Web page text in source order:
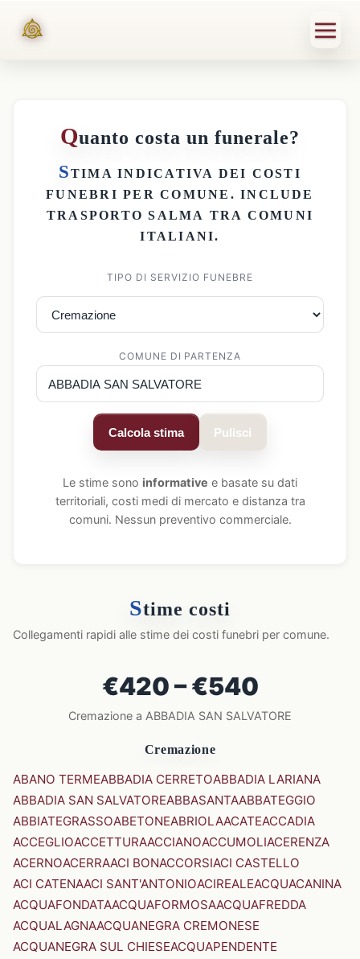
Quanto costa un funerale?
STIMA INDICATIVA DEI COSTI
FUNEBRI PER COMUNE . INCLUDE
TRASPORTO SALMA TRA COMUNI
ITALIANI.
TIPO DI SERVIZIO FUNEBRE
COMUNE DI PARTENZA
Calcola stima Pulisci
Le stime sono informative e basate su dati
territoriali, costi medi di mercato e distanza tra
comuni. Nessun preventivo commerciale.
Stime costi
Collegamenti rapidi alle stime dei costi funebri per comune.
€420 – €540
Cremazione a ABBADIA SAN SALVATORE
Cremazione
ABANO TERMEABBADIA CERRETOABBADIA LARIANA
ABBADIA SAN SALVATOREABBASANTAABBATEGGIO
ABBIATEGRASSOABETONEABRIOLAACATEACCADIA
ACCEGLIOACCETTURAACCIANOACCUMOLIACERENZA
ACERNOACERRAACI BONACCORSIACI CASTELLO
ACI CATENAACI SANT'ANTONIOACIREALEACQUACANINA
ACQUAFONDATAACQUAFORMOSAACQUAFREDDA
ACQUALAGNAACQUANEGRA CREMONESE
ACQUANEGRA SUL CHIESEACQUAPENDENTE